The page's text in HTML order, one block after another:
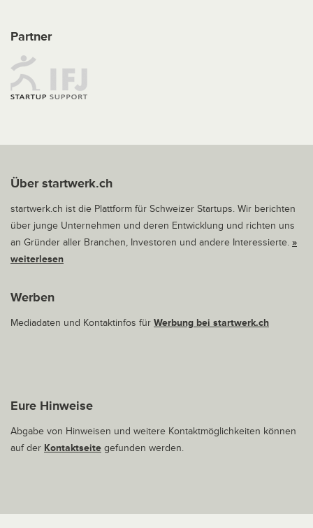
Partner
Über startwerk.ch
startwerk.ch ist die Plattform für Schweizer Startups. Wir berichten
über junge Unternehmen und deren Entwicklung und richten uns
an Gründer aller Branchen, Investoren und andere Interessierte. »
weiterlesen
Werben
Mediadaten und Kontaktinfos für Werbung bei startwerk.ch
Eure Hinweise
Abgabe von Hinweisen und weitere Kontaktmöglichkeiten können
auf der Kontaktseite gefunden werden.